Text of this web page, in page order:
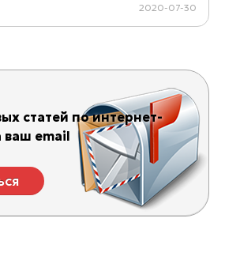
2020-07-30
статей по интернет-
ваш email